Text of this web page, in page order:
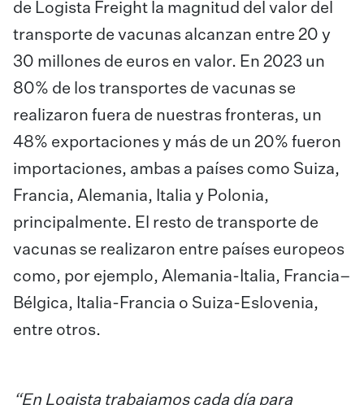
de Logista Freight la magnitud del valor del
transporte de vacunas alcanzan entre 20 y
30 millones de euros en valor. En 2023 un
80% de los transportes de vacunas se
realizaron fuera de nuestras fronteras, un
48% exportaciones y más de un 20% fueron
importaciones, ambas a países como Suiza,
Francia, Alemania, Italia y Polonia,
principalmente. El resto de transporte de
vacunas se realizaron entre países europeos
como, por ejemplo, Alemania-Italia, Francia–
Bélgica, Italia-Francia o Suiza-Eslovenia,
entre otros.
“En Logista trabajamos cada día para